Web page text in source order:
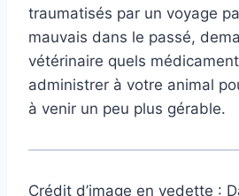
traumatisés par un voyage
mauvais dans le passé,
vétérinaire quels
administrer à votre animal
à venir un peu plus gérable.
Crédit d’image en vedette :